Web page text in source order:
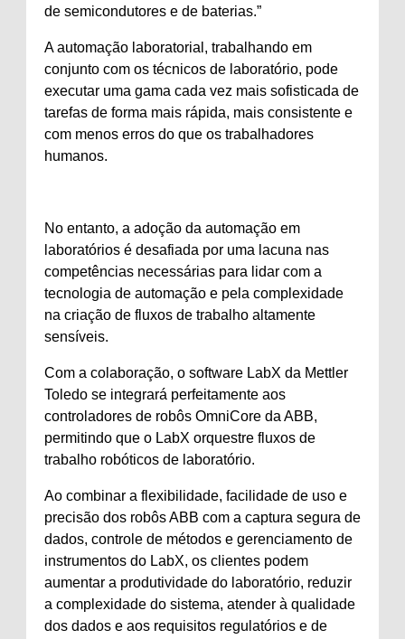
de semicondutores e de baterias.”
A automação laboratorial, trabalhando em
conjunto com os técnicos de laboratório, pode
executar uma gama cada vez mais sofisticada de
tarefas de forma mais rápida, mais consistente e
com menos erros do que os trabalhadores
humanos.
No entanto, a adoção da automação em
laboratórios é desafiada por uma lacuna nas
competências necessárias para lidar com a
tecnologia de automação e pela complexidade
na criação de fluxos de trabalho altamente
sensíveis.
Com a colaboração, o software LabX da Mettler
Toledo se integrará perfeitamente aos
controladores de robôs OmniCore da ABB,
permitindo que o LabX orquestre fluxos de
trabalho robóticos de laboratório.
Ao combinar a flexibilidade, facilidade de uso e
precisão dos robôs ABB com a captura segura de
dados, controle de métodos e gerenciamento de
instrumentos do LabX, os clientes podem
aumentar a produtividade do laboratório, reduzir
a complexidade do sistema, atender à qualidade
dos dados e aos requisitos regulatórios e de